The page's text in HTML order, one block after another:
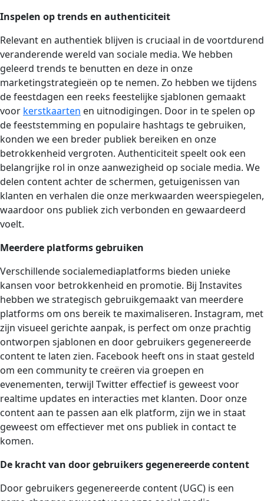
Inspelen op trends en authenticiteit
Relevant en authentiek blijven is cruciaal in de voortdurend
veranderende wereld van sociale media. We hebben
geleerd trends te benutten en deze in onze
marketingstrategieën op te nemen. Zo hebben we tijdens
de feestdagen een reeks feestelijke sjablonen gemaakt
voor kerstkaarten en uitnodigingen. Door in te spelen op
de feeststemming en populaire hashtags te gebruiken,
konden we een breder publiek bereiken en onze
betrokkenheid vergroten. Authenticiteit speelt ook een
belangrijke rol in onze aanwezigheid op sociale media. We
delen content achter de schermen, getuigenissen van
klanten en verhalen die onze merkwaarden weerspiegelen,
waardoor ons publiek zich verbonden en gewaardeerd
voelt.
Meerdere platforms gebruiken
Verschillende socialemediaplatforms bieden unieke
kansen voor betrokkenheid en promotie. Bij Instavites
hebben we strategisch gebruikgemaakt van meerdere
platforms om ons bereik te maximaliseren. Instagram, met
zijn visueel gerichte aanpak, is perfect om onze prachtig
ontworpen sjablonen en door gebruikers gegenereerde
content te laten zien. Facebook heeft ons in staat gesteld
om een community te creëren via groepen en
evenementen, terwijl Twitter effectief is geweest voor
realtime updates en interacties met klanten. Door onze
content aan te passen aan elk platform, zijn we in staat
geweest om effectiever met ons publiek in contact te
komen.
De kracht van door gebruikers gegenereerde content
Door gebruikers gegenereerde content (UGC) is een